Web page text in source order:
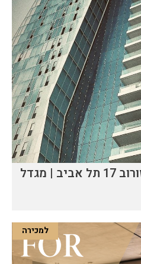
דירות למכירה בארלוזורוב 17 תל אביב | מגדל
למכירה